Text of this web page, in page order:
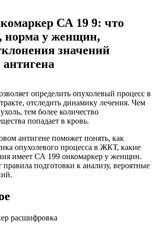
СА 19 9: что
норма у женщин,
значений
антигена
определить опухолевый процесс в
отследить динамику лечения. Чем
тем более количество
попадает в кровь.
антигене поможет понять, как
опухолевого процесса в ЖКТ, какие
имеет СА 199 онкомаркер у женщин.
подготовки к анализу, вероятные